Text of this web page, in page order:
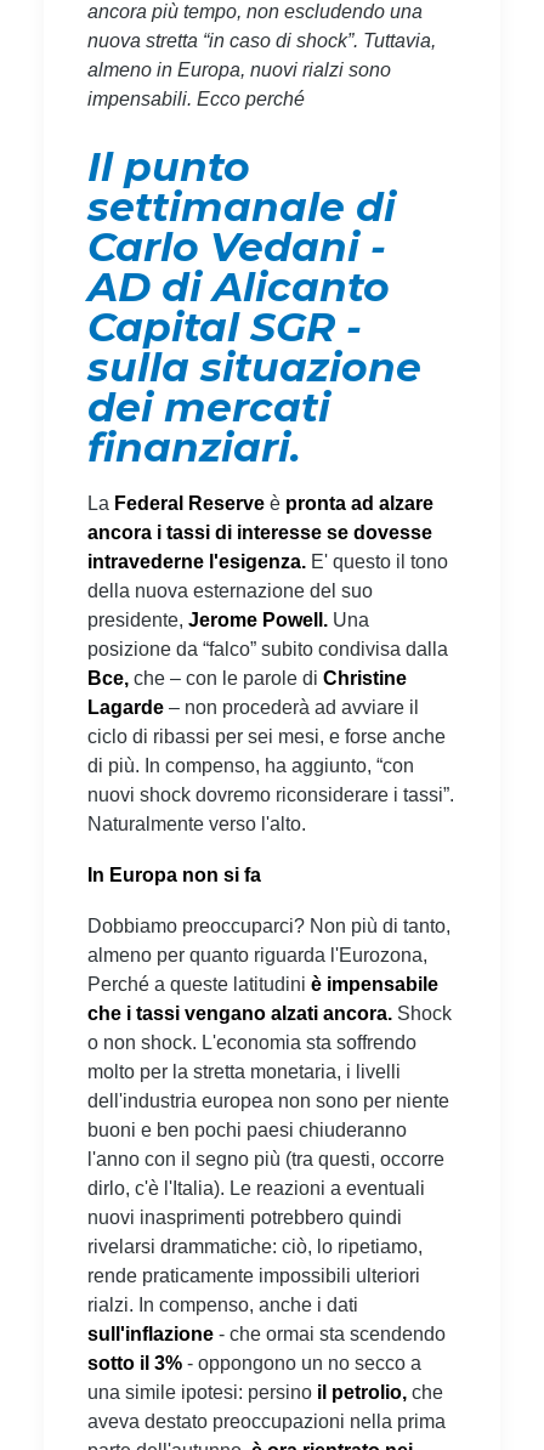
ancora più tempo, non escludendo una
nuova stretta “in caso di shock”. Tuttavia,
almeno in Europa, nuovi rialzi sono
impensabili. Ecco perché
Il punto
settimanale di
Carlo Vedani -
AD di Alicanto
Capital SGR -
sulla situazione
dei mercati
finanziari.
La Federal Reserve è pronta ad alzare
ancora i tassi di interesse se dovesse
intravederne l'esigenza. E' questo il tono
della nuova esternazione del suo
presidente, Jerome Powell. Una
posizione da “falco” subito condivisa dalla
Bce, che – con le parole di Christine
Lagarde – non procederà ad avviare il
ciclo di ribassi per sei mesi, e forse anche
di più. In compenso, ha aggiunto, “con
nuovi shock dovremo riconsiderare i tassi”.
Naturalmente verso l'alto.
In Europa non si fa
Dobbiamo preoccuparci? Non più di tanto,
almeno per quanto riguarda l'Eurozona,
Perché a queste latitudini è impensabile
che i tassi vengano alzati ancora. Shock
o non shock. L'economia sta soffrendo
molto per la stretta monetaria, i livelli
dell'industria europea non sono per niente
buoni e ben pochi paesi chiuderanno
l'anno con il segno più (tra questi, occorre
dirlo, c'è l'Italia). Le reazioni a eventuali
nuovi inasprimenti potrebbero quindi
rivelarsi drammatiche: ciò, lo ripetiamo,
rende praticamente impossibili ulteriori
rialzi. In compenso, anche i dati
sull'inflazione - che ormai sta scendendo
sotto il 3% - oppongono un no secco a
una simile ipotesi: persino il petrolio, che
aveva destato preoccupazioni nella prima